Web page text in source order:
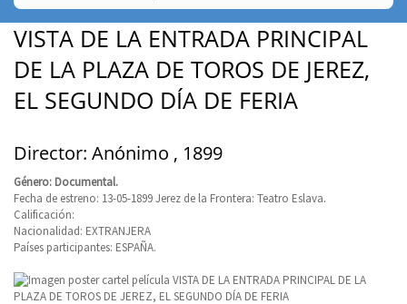
VISTA DE LA ENTRADA PRINCIPAL
DE LA PLAZA DE TOROS DE JEREZ,
EL SEGUNDO DÍA DE FERIA
Director: Anónimo , 1899
Género: Documental.
Fecha de estreno: 13-05-1899 Jerez de la Frontera: Teatro Eslava.
Calificación:
Nacionalidad: EXTRANJERA
Países participantes: ESPAÑA.